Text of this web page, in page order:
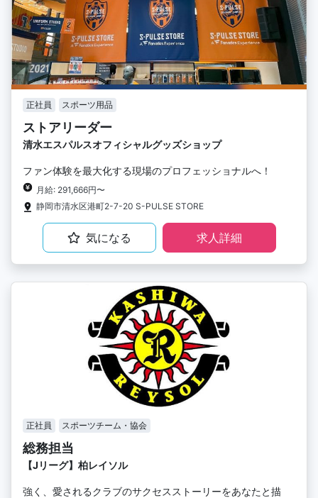
正社員 スポーツ用品
ストアリーダー
清水エスパルスオフィシャルグッズショップ
ファン体験を最大化する現場のプロフェッショナルへ！
月給: 291,666円〜
静岡市清水区港町2-7-20 S-PULSE STORE
気になる 求人詳細
正社員 スポーツチーム・協会
総務担当
【Jリーグ】柏レイソル
強く、愛されるクラブのサクセスストーリーをあなたと描